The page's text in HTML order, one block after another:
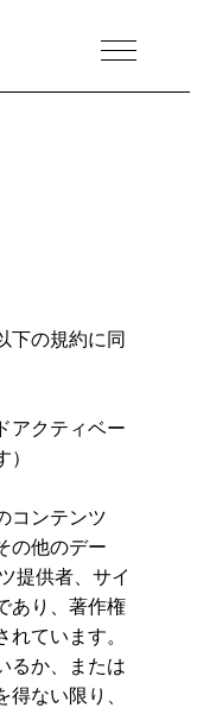
MENU
下の規約に同
アクティベー
コンテンツ
の他のデー
提供者、サイ
あり、著作権
ています。
るか、または
ない限り、